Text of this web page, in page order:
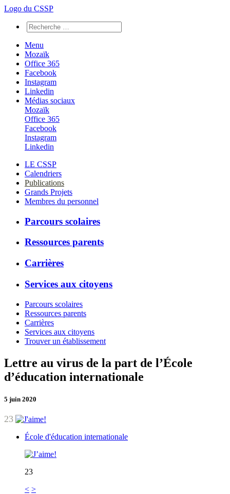
Logo du CSSP
Menu
Mozaïk
Office 365
Facebook
Instagram
Linkedin
Médias sociaux
Mozaïk
Office 365
Facebook
Instagram
Linkedin
LE CSSP
Calendriers
Publications
Grands Projets
Membres du personnel
Parcours scolaires
Ressources parents
Carrières
Services aux citoyens
Parcours scolaires
Ressources parents
Carrières
Services aux citoyens
Trouver un établissement
Lettre au virus de la part de l’École
d’éducation internationale
5 juin 2020
23
École d'éducation internationale
23
< >